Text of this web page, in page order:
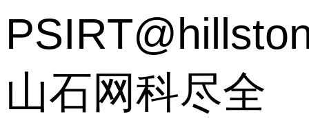
山石网科尽全